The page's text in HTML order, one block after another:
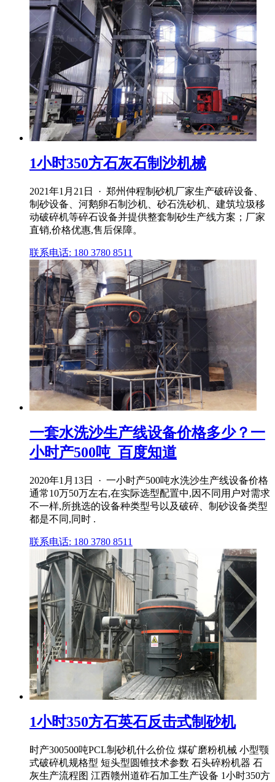
1小时350方石灰石制沙机械
2021年1月21日 · 郑州仲程制砂机厂家生产破碎设备、
制砂设备、河鹅卵石制沙机、砂石洗砂机、建筑垃圾移
动破碎机等碎石设备并提供整套制砂生产线方案；厂家
直销,价格优惠,售后保障。
联系电话: 180 3780 8511
一套水洗沙生产线设备价格多少？一
小时产500吨_百度知道
2020年1月13日 · 一小时产500吨水洗沙生产线设备价格
通常10万50万左右,在实际选型配置中,因不同用户对需求
不一样,所挑选的设备种类型号以及破碎、制砂设备类型
都是不同,同时 .
联系电话: 180 3780 8511
1小时350方石英石反击式制砂机
时产300500吨PCL制砂机什么价位 煤矿磨粉机械 小型颚
式破碎机规格型 短头型圆锥技术参数 石头碎粉机器 石
灰生产流程图 江西赣州道砟石加工生产设备 1小时350方